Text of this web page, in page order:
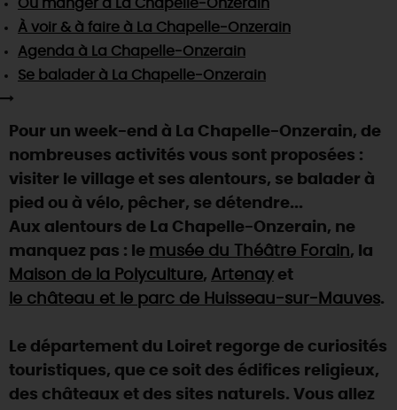
TOUTES LES ACTIVITÉS
Visitesgourmandesetcréatives
Vins etvignobles
Chic,une aire de pique-nique
Par ici lesguinguettes
La Route des Métiers d'Art
TOUT L'ART DE VIVRE
Des vacances auprès des animaux 🐎
(re)Découvrir les coulisses de la Faïencerie de
Gien !
Une saison de festivals 🎉
Rendez-vous de la nature en 2026
Des sorties en famille dans le Loiret !
Programme des animations "Loiret au fil de l'eau"
Où sortir ?
AUJOURD'HUI
SE REPÉRER,SE DÉPLACER
INFOS &SERVICES
Où manger à La Chapelle-Onzerain
À voir & à faire à La Chapelle-Onzerain
Agenda à La Chapelle-Onzerain
Se balader à La Chapelle-Onzerain
Pour un week-end à La Chapelle-Onzerain, de
nombreuses activités vous sont proposées :
visiter le village et ses alentours, se balader à
pied ou à vélo, pêcher, se détendre...
Aux alentours de La Chapelle-Onzerain, ne
manquez pas : le musée du Théâtre Forain, la
Maison de la Polyculture, Artenayet
le château et le parc de Huisseau-sur-Mauves.
Le département du Loiret regorge de curiosités
touristiques, que ce soit des édifices religieux,
des châteaux et des sites naturels. Vous allez